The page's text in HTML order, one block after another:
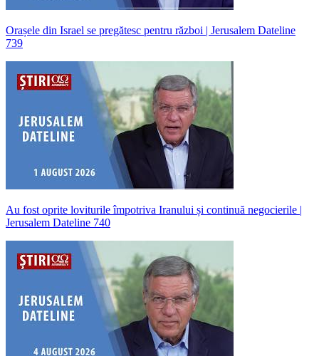
Orașele din Israel se pregătesc pentru război | Jerusalem Dateline
739
Au fost oprite loviturile împotriva Iranului și continuă negocierile |
Jerusalem Dateline 740